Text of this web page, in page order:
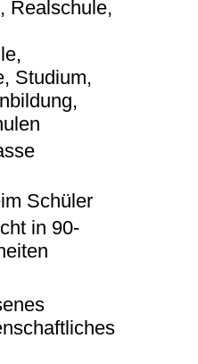
Realschule,
Studium,
Schüler
in 90-